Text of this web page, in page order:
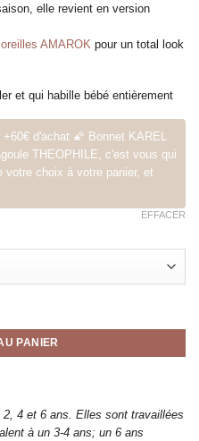
elle revient en version
AMAROK pour un total look
et qui habille bébé entièrement
d'achat 🌠 Bonnet KAREL
THEOPHILE, c'est vous qui
choix à votre panier, et
EFFACER
kaki
PANIER
4 et 6 ans. Elles sont travaillées
à un 3-4 ans; un 6 ans